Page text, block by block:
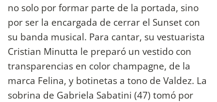
no solo por formar parte de la portada, sino
por ser la encargada de cerrar el Sunset con
su banda musical. Para cantar, su vestuarista
Cristian Minutta le preparó un vestido con
transparencias en color champagne, de la
marca Felina, y botinetas a tono de Valdez. La
sobrina de Gabriela Sabatini (47) tomó por